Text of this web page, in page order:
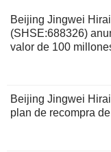
Beijing Jingwei
(SHSE:688326)
valor de 100
Beijing Jingwei
plan de recompra